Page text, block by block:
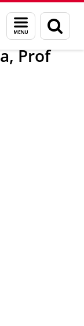
Menu
en
zoeken
Prof
Prof